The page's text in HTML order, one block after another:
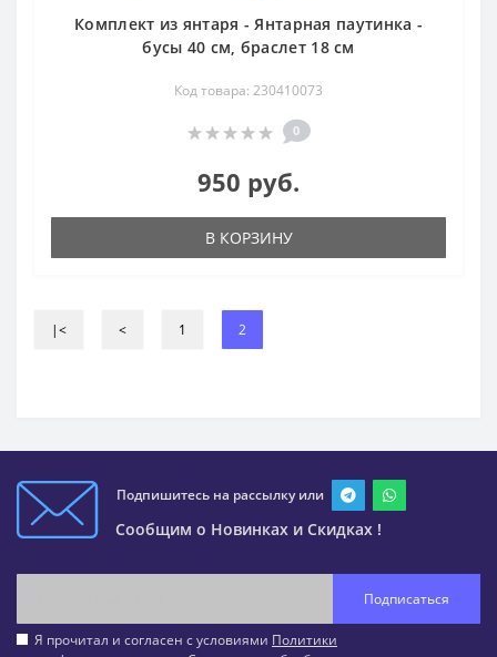
Комплект из янтаря - Янтарная паутинка -
бусы 40 см, браслет 18 см
Код товара: 230410073
0
950 руб.
В КОРЗИНУ
|< < 1 2
Подпишитесь на рассылку или
Сообщим о Новинках и Скидках !
Подписаться
Я прочитал и согласен с условиями Политики